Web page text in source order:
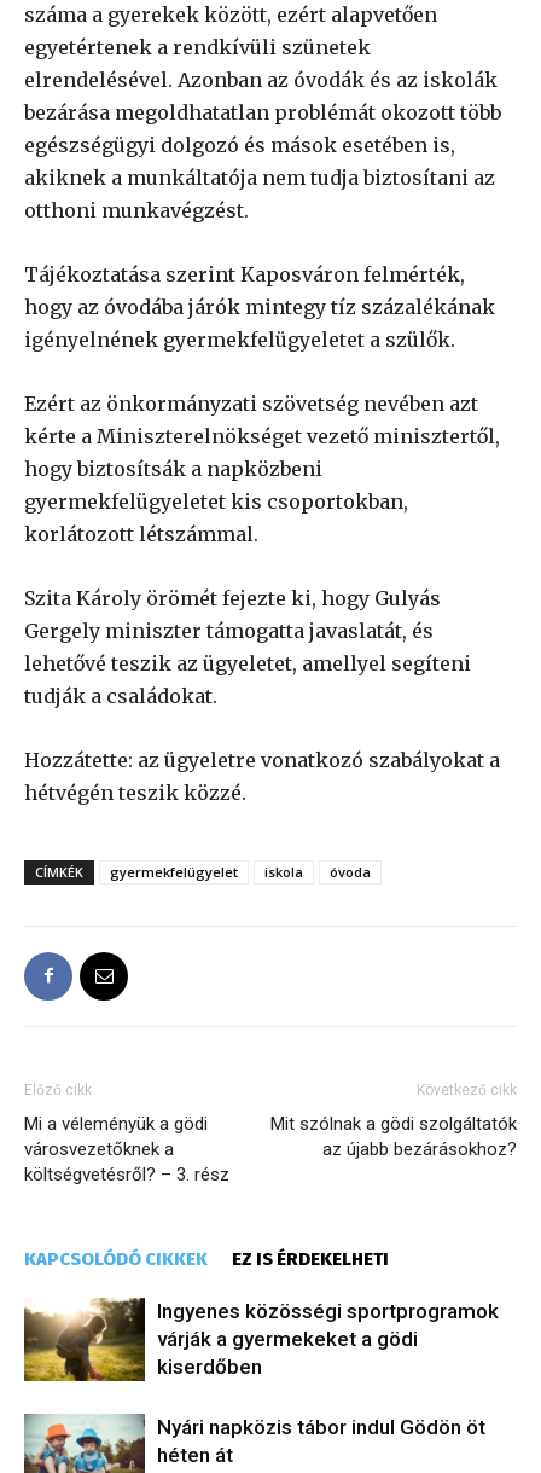
száma a gyerekek között, ezért alapvetően
egyetértenek a rendkívüli szünetek
elrendelésével. Azonban az óvodák és az iskolák
bezárása megoldhatatlan problémát okozott több
egészségügyi dolgozó és mások esetében is,
akiknek a munkáltatója nem tudja biztosítani az
otthoni munkavégzést.
Tájékoztatása szerint Kaposváron felmérték,
hogy az óvodába járók mintegy tíz százalékának
igényelnének gyermekfelügyeletet a szülők.
Ezért az önkormányzati szövetség nevében azt
kérte a Miniszterelnökséget vezető minisztertől,
hogy biztosítsák a napközbeni
gyermekfelügyeletet kis csoportokban,
korlátozott létszámmal.
Szita Károly örömét fejezte ki, hogy Gulyás
Gergely miniszter támogatta javaslatát, és
lehetővé teszik az ügyeletet, amellyel segíteni
tudják a családokat.
Hozzátette: az ügyeletre vonatkozó szabályokat a
hétvégén teszik közzé.
CÍMKÉK gyermekfelügyelet iskola óvoda
Előző cikk
Mi a véleményük a gödi
városvezetőknek a
költségvetésről? – 3. rész
Következő cikk
Mit szólnak a gödi szolgáltatók
az újabb bezárásokhoz?
KAPCSOLÓDÓ CIKKEK EZ IS ÉRDEKELHETI
Ingyenes közösségi sportprogramok
várják a gyermekeket a gödi
kiserdőben
Nyári napközis tábor indul Gödön öt
héten át